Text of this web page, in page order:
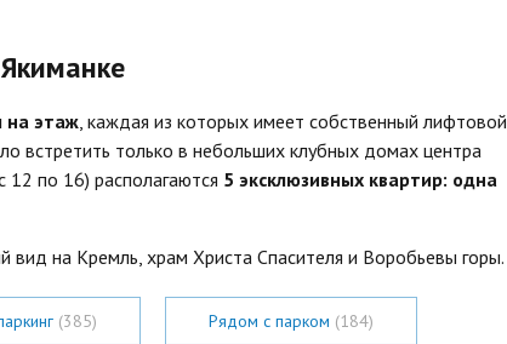
на этаж, каждая из которых имеет собственный лифтовой
встретить только в небольших клубных домах центра
по 16) располагаются 5 эксклюзивных квартир: одна
вид на Кремль, храм Христа Спасителя и Воробьевы горы.
(385) Рядом с парком (184)